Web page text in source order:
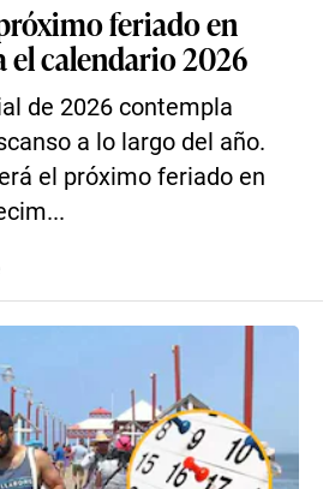
feriado en
el calendario 2026
de 2026 contempla
a lo largo del año.
el próximo feriado en